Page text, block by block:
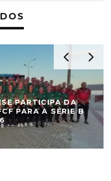
PARTICIPA DA
PARA A SÉRIE B